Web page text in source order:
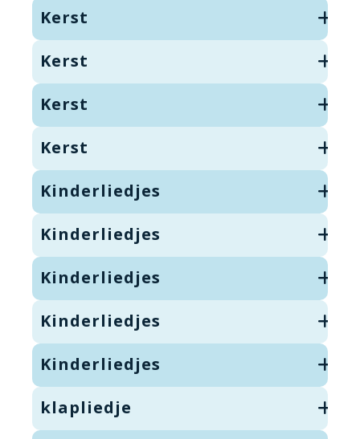
Kerst
Kerst
Kerst
Kerst
Kinderliedjes
Kinderliedjes
Kinderliedjes
Kinderliedjes
Kinderliedjes
klapliedje